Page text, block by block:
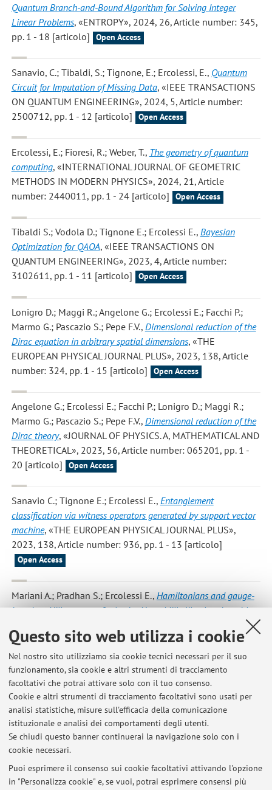
Questo sito web utilizza i cookie
Nel nostro sito utilizziamo sia cookie tecnici necessari per il suo
funzionamento, sia cookie e altri strumenti di tracciamento
facoltativi che potrai attivare solo con il tuo consenso.
Cookie e altri strumenti di tracciamento facoltativi sono usati per
analisi statistiche, misure sull'efficacia della comunicazione
istituzionale e analisi dei comportamenti degli utenti.
Se chiudi questo banner continuerai la navigazione solo con i
cookie necessari.
Puoi esprimere il consenso sui cookie facoltativi attivando l'opzione
in "Personalizza cookie" e, se vuoi, potrai esprimere consensi più
Quantum Branch-and-Bound Algorithm for Solving Integer
Linear Problems, «ENTROPY», 2024, 26, Article number: 345,
pp. 1 - 18 [articolo]
Open Access
Sanavio, C.; Tibaldi, S.; Tignone, E.; Ercolessi, E., Quantum
Circuit for Imputation of Missing Data, «IEEE TRANSACTIONS
ON QUANTUM ENGINEERING», 2024, 5, Article number:
2500712, pp. 1 - 12 [articolo]
Open Access
Ercolessi, E.; Fioresi, R.; Weber, T., The geometry of quantum
computing, «INTERNATIONAL JOURNAL OF GEOMETRIC
METHODS IN MODERN PHYSICS», 2024, 21, Article
number: 2440011, pp. 1 - 24 [articolo]
Open Access
Tibaldi S.; Vodola D.; Tignone E.; Ercolessi E., Bayesian
Optimization for QAOA, «IEEE TRANSACTIONS ON
QUANTUM ENGINEERING», 2023, 4, Article number:
3102611, pp. 1 - 11 [articolo]
Open Access
Lonigro D.; Maggi R.; Angelone G.; Ercolessi E.; Facchi P.;
Marmo G.; Pascazio S.; Pepe F.V., Dimensional reduction of the
Dirac equation in arbitrary spatial dimensions, «THE
EUROPEAN PHYSICAL JOURNAL PLUS», 2023, 138, Article
number: 324, pp. 1 - 15 [articolo]
Open Access
Angelone G.; Ercolessi E.; Facchi P.; Lonigro D.; Maggi R.;
Marmo G.; Pascazio S.; Pepe F.V., Dimensional reduction of the
Dirac theory, «JOURNAL OF PHYSICS. A, MATHEMATICAL AND
THEORETICAL», 2023, 56, Article number: 065201, pp. 1 -
20 [articolo]
Open Access
Sanavio C.; Tignone E.; Ercolessi E., Entanglement
classification via witness operators generated by support vector
machine, «THE EUROPEAN PHYSICAL JOURNAL PLUS»,
2023, 138, Article number: 936, pp. 1 - 13 [articolo]
Open Access
Mariani A.; Pradhan S.; Ercolessi E., Hamiltonians and gauge-
invariant Hilbert space for lattice Yang-Mills-like theories with
, «PHYSICAL REVIEW D», 2023, 107, Article
number: 114513, pp. 1 - 15 [articolo] Open Access
2
Pubblicazioni antecedenti il 2004
Ultimi avvisi